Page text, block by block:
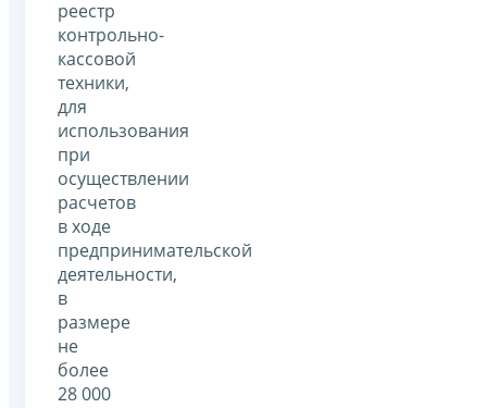
реестр
контрольно-
кассовой
техники,
для
использования
при
осуществлении
расчетов
в ходе
предпринимательской
деятельности,
в
размере
не
более
28 000